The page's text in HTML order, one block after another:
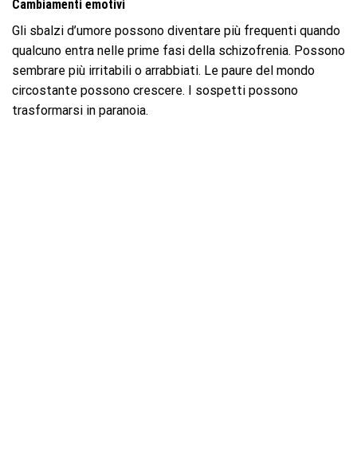
Cambiamenti emotivi
Gli sbalzi d’umore possono diventare più frequenti quando
qualcuno entra nelle prime fasi della schizofrenia. Possono
sembrare più irritabili o arrabbiati. Le paure del mondo
circostante possono crescere. I sospetti possono
trasformarsi in paranoia.